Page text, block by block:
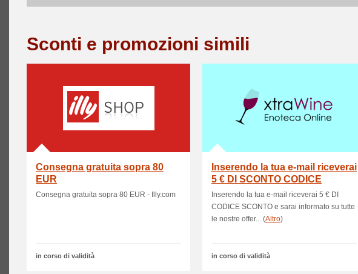
Sconti e promozioni simili
Consegna gratuita sopra 80
EUR
Consegna gratuita sopra 80 EUR - Illy.com
in corso di validità
Inserendo la tua e-mail riceverai
5 € DI SCONTO CODICE
Inserendo la tua e-mail riceverai 5 € DI
CODICE SCONTO e sarai informato su tutte
le nostre offer... (Altro)
in corso di validità